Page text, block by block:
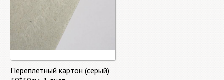
Переплетный картон (серый)